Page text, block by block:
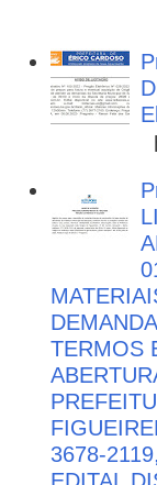
TERMOS
3678-